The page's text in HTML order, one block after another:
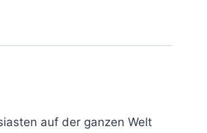
auf der ganzen Welt